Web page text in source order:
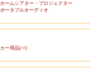
ホームシアター・プロジェクター
ポータブルオーディオ
カー用品(⇒)